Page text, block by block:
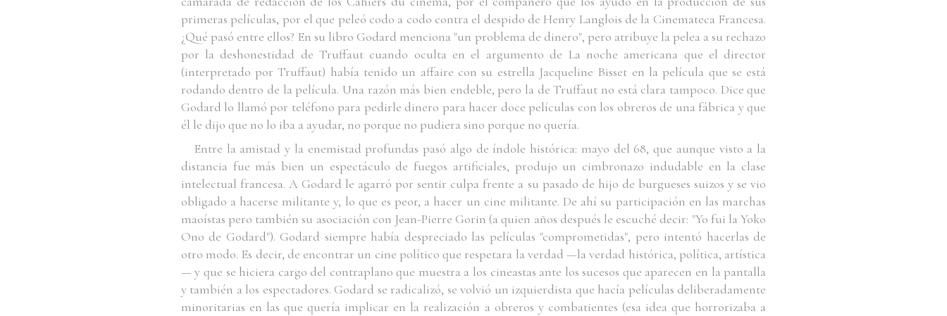
primeras películas, por el que peleó codo a codo contra el despido de Henry Langlois de la Cinemateca Francesa.
¿Qué pasó entre ellos? En su libro Godard menciona "un problema de dinero", pero atribuye la pelea a su rechazo
por la deshonestidad de Truffaut cuando oculta en el argumento de La noche americana que el director
(interpretado por Truffaut) había tenido un affaire con su estrella Jacqueline Bisset en la película que se está
rodando dentro de la película. Una razón más bien endeble, pero la de Truffaut no está clara tampoco. Dice que
Godard lo llamó por teléfono para pedirle dinero para hacer doce películas con los obreros de una fábrica y que
él le dijo que no lo iba a ayudar, no porque no pudiera sino porque no quería.
Entre la amistad y la enemistad profundas pasó algo de índole histórica: mayo del 68, que aunque visto a la
distancia fue más bien un espectáculo de fuegos artificiales, produjo un cimbronazo indudable en la clase
intelectual francesa. A Godard le agarró por sentir culpa frente a su pasado de hijo de burgueses suizos y se vio
obligado a hacerse militante y, lo que es peor, a hacer un cine militante. De ahí su participación en las marchas
maoístas pero también su asociación con Jean-Pierre Gorin (a quien años después le escuché decir: "Yo fui la Yoko
Ono de Godard"). Godard siempre había despreciado las películas "comprometidas", pero intentó hacerlas de
otro modo. Es decir, de encontrar un cine político que respetara la verdad —la verdad histórica, política, artística
— y que se hiciera cargo del contraplano que muestra a los cineastas ante los sucesos que aparecen en la pantalla
y también a los espectadores. Godard se radicalizó, se volvió un izquierdista que hacía películas deliberadamente
minoritarias en las que quería implicar en la realización a obreros y combatientes (esa idea que horrorizaba a